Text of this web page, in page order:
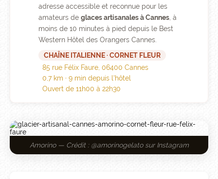
adresse accessible et reconnue pour les
amateurs de glaces artisanales à Cannes , à
moins de 10 minutes à pied depuis le Best
Western Hôtel des Orangers Cannes.
CHAÎNE ITALIENNE · CORNET FLEUR
85 rue Félix Faure, 06400 Cannes
0,7 km · 9 min depuis l'hôtel
Ouvert de 11h00 à 22h30
Amorino — Crédit : @amorinogelato sur Instagram